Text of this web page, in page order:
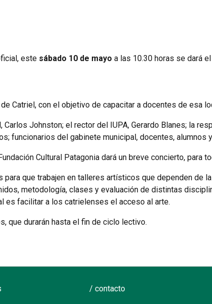
este sábado 10 de mayo a las 10.30 horas se dará
Catriel, con el objetivo de capacitar a docentes de esa
Johnston; el rector del IUPA, Gerardo Blanes; la
funcionarios del gabinete municipal, docentes, alumnos
Cultural Patagonia dará un breve concierto, para
que trabajen en talleres artísticos que dependen de
metodología, clases y evaluación de distintas
es facilitar a los catrielenses el acceso al arte.
que durarán hasta el fin de ciclo lectivo.
/ contacto